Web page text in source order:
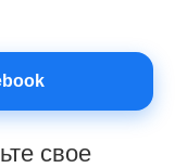
свое